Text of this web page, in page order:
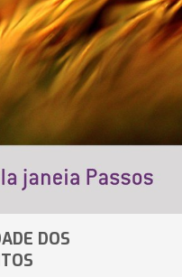
DOS